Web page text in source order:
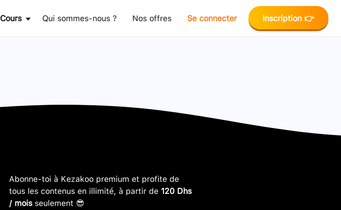
Cours Qui sommes-nous ? Nos offres Se connecter Inscription 👉
Abonne-toi à Kezakoo premium et profite de
tous les contenus en illimité, à partir de 120 Dhs
/ moisseulement 😎